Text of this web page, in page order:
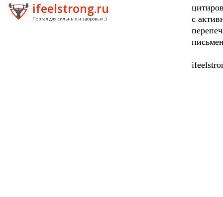
ifeelstrong.ru
Портал для сильных и здоровых ;)
с